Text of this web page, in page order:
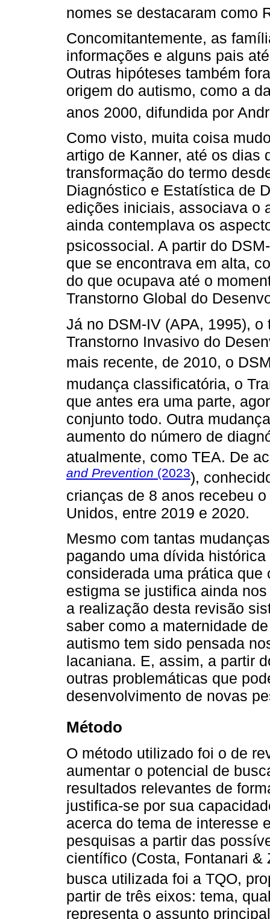
nomes se destacaram como
Concomitantemente, as
informações e alguns pais
Outras hipóteses também
origem do autismo, como a
anos 2000, difundida por
Como visto, muita coisa
artigo de Kanner, até os dias
transformação do termo
Diagnóstico e Estatística de
edições iniciais, associava o
ainda contemplava os
psicossocial. A partir do
que se encontrava em alta,
do que ocupava até o
Transtorno Global do
Já no DSM-IV (APA, 1995),
Transtorno Invasivo do
mais recente, de 2010, o
mudança classificatória, o
que antes era uma parte,
conjunto todo. Outra
aumento do número de
atualmente, como TEA. De
and Prevention (2023),
crianças de 8 anos recebeu
Unidos, entre 2019 e 2020.
Mesmo com tantas
pagando uma dívida
considerada uma prática
estigma se justifica ainda
a realização desta revisão
saber como a maternidade
autismo tem sido pensada
lacaniana. E, assim, a partir
outras problemáticas que
desenvolvimento de novas
Método
O método utilizado foi o de
aumentar o potencial de
resultados relevantes de
justifica-se por sua
acerca do tema de interesse
pesquisas a partir das
científico (Costa, Fontanari &
busca utilizada foi a TQO,
partir de três eixos: tema,
representa o assunto